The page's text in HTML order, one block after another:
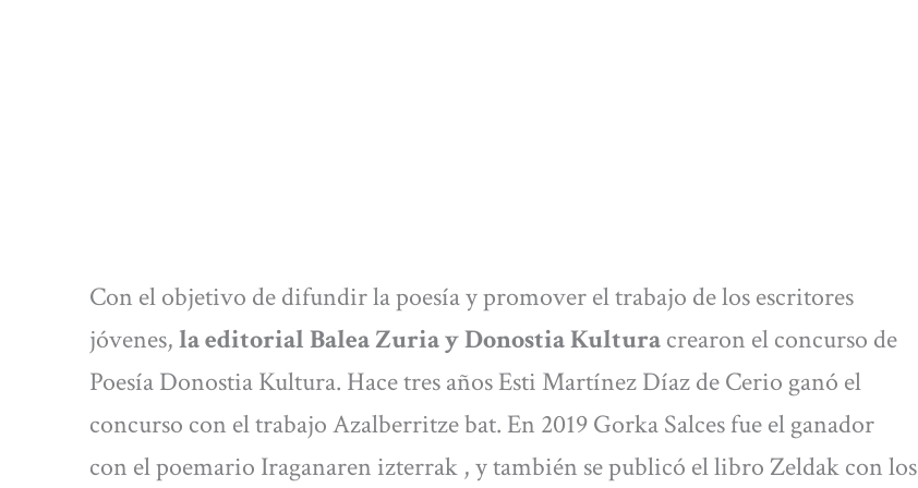
Con el objetivo de difundir la poesía y promover el trabajo de los escritores
jóvenes,la editorial Balea Zuria y Donostia Kulturacrearon el concurso de
Poesía Donostia Kultura. Hace tres años Esti Martínez Díaz de Cerio ganó el
concurso con el trabajo Azalberritze bat. En 2019 Gorka Salces fue el ganador
con el poemario Iraganaren izterrak , y también se publicó el libro Zeldak con los